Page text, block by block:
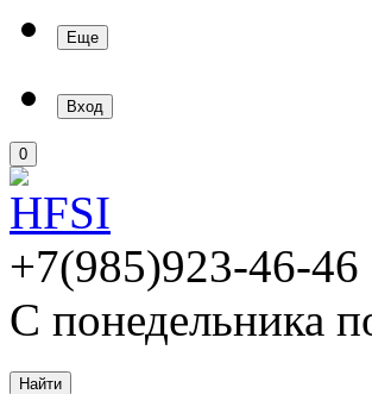
Еще
Вход
0
+7(985)923-46-46
С понедельника
Найти